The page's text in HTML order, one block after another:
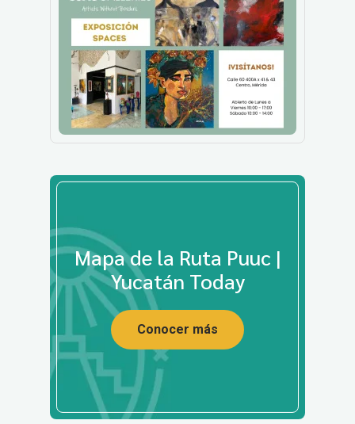
Mapa de la Ruta Puuc |
Yucatán Today
Conocer más